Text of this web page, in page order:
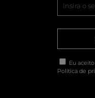
Eu
Política de